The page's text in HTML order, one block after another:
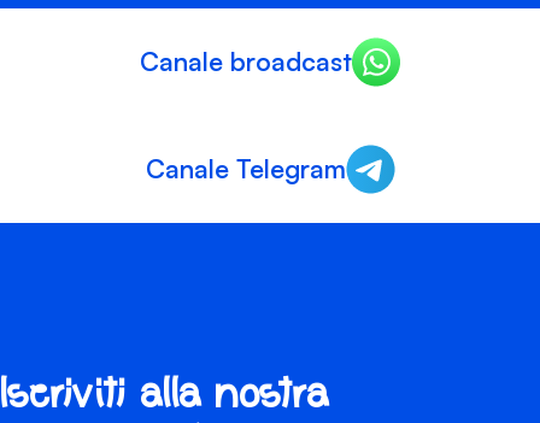
Canale broadcast
Canale Telegram
Iscriviti alla nostra